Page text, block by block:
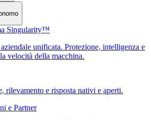
Singularity™
unificata. Protezione, intelligenza e
velocità della macchina.
rilevamento e risposta nativi e aperti.
e Partner